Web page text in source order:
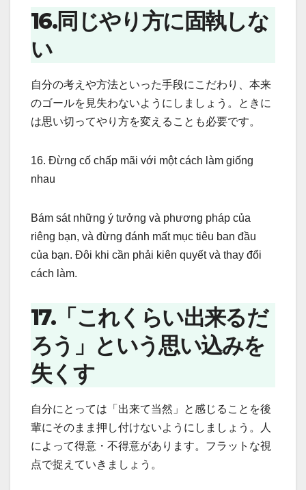
16.同じやり方に固執しな
い
自分の考えや方法といった手段にこだわり、本来
のゴールを見失わないようにしましょう。ときに
は思い切ってやり方を変えることも必要です。
16. Đừng cố chấp mãi với một cách làm giống
nhau
Bám sát những ý tưởng và phương pháp của
riêng bạn, và đừng đánh mất mục tiêu ban đầu
của bạn. Đôi khi cần phải kiên quyết và thay đổi
cách làm.
17.「これくらい出来るだ
ろう」という思い込みを
失くす
自分にとっては「出来て当然」と感じることを後
輩にそのまま押し付けないようにしましょう。人
によって得意・不得意があります。フラットな視
点で捉えていきましょう。